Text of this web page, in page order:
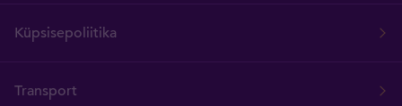
Küpsisepoliitika
Transport